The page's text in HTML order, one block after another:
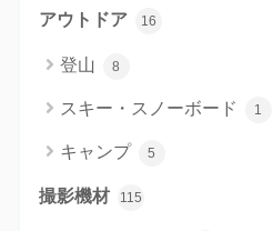
アウトドア 16
登山 8
スキー・スノーボード 1
キャンプ 5
撮影機材 115